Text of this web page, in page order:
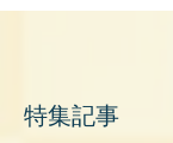
特集記事